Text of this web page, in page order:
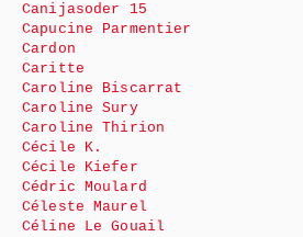
Canijasoder 15
Capucine Parmentier
Cardon
Caritte
Caroline Biscarrat
Caroline Sury
Caroline Thirion
Cécile K.
Cécile Kiefer
Cédric Moulard
Céleste Maurel
Céline Le Gouail